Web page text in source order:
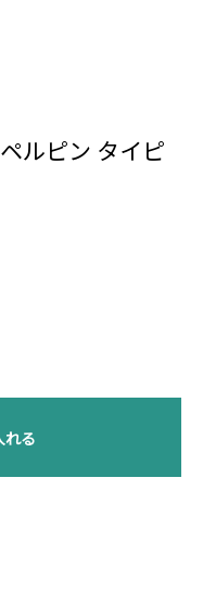
ルピン タイピ
れる